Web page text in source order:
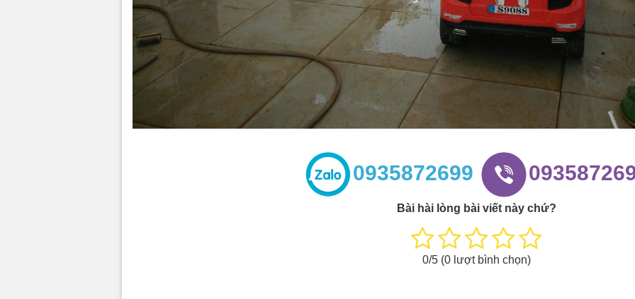
0935872699
Bài hài lòng bài viết này chứ?
0/5 (0lượt bình chọn)